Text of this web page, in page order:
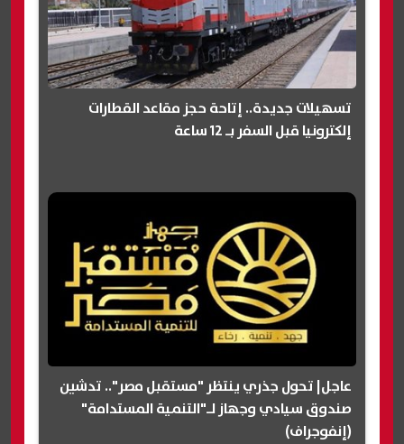
تسهيلات جديدة.. إتاحة حجز مقاعد القطارات
إلكترونيا قبل السفر بـ 12 ساعة
عاجل| تحول جذري ينتظر "مستقبل مصر".. تدشين
صندوق سيادي وجهاز لـ"التنمية المستدامة"
(إنفوجراف)